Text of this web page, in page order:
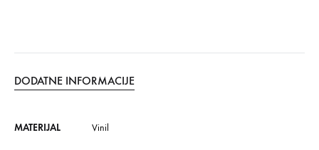
DODATNE INFORMACIJE
MATERIJAL Vinil